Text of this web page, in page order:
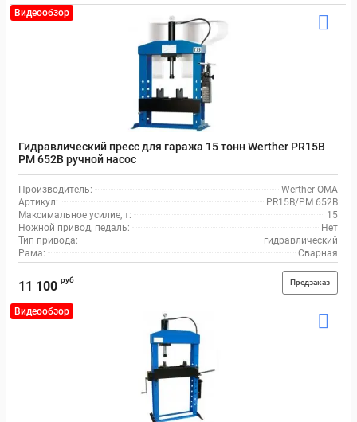
Видеообзор
Гидравлический пресс для гаража 15 тонн Werther PR15B
PM 652B ручной насос
Производитель:
Werther-OMA
Артикул:
PR15B/PM 652B
Максимальное усилие, т:
15
Ножной привод, педаль:
Нет
Тип привода:
гидравлический
Рама:
Сварная
11 100 руб Предзаказ
Видеообзор